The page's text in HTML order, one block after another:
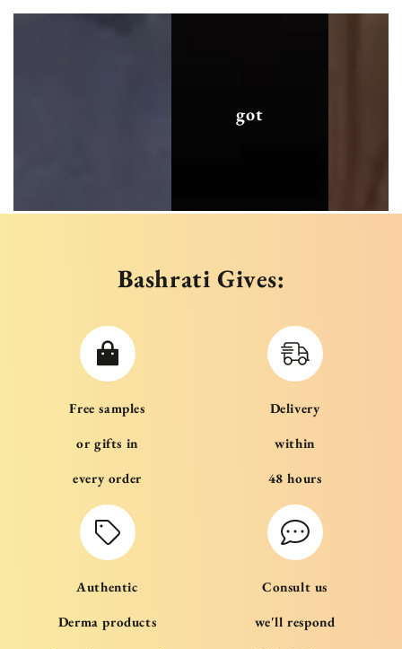
got
Bashrati Gives:
Free samples
or gifts in
every order
Delivery
within
48 hours
Authentic
Derma products
Consult us
we'll respond